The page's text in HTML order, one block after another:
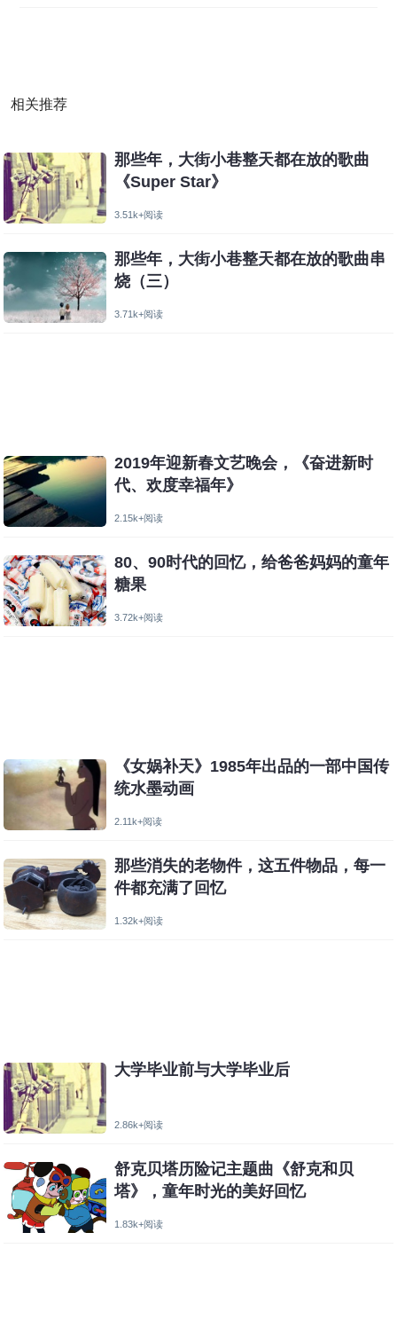
相关推荐
那些年，大街小巷整天都在放的歌曲
《Super Star》
3.51k+阅读
那些年，大街小巷整天都在放的歌曲串
烧（三）
3.71k+阅读
2019年迎新春文艺晚会，《奋进新时
代、欢度幸福年》
2.15k+阅读
80、90时代的回忆，给爸爸妈妈的童年
糖果
3.72k+阅读
《女娲补天》1985年出品的一部中国传
统水墨动画
2.11k+阅读
那些消失的老物件，这五件物品，每一
件都充满了回忆
1.32k+阅读
大学毕业前与大学毕业后
2.86k+阅读
舒克贝塔历险记主题曲《舒克和贝
塔》，童年时光的美好回忆
1.83k+阅读